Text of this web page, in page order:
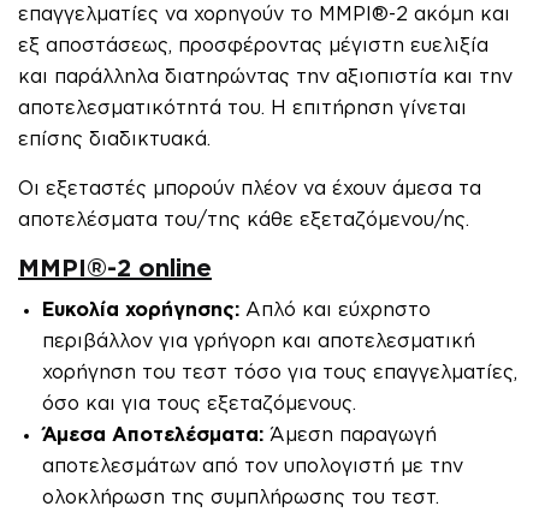
επαγγελματίες να χορηγούν το MMPI®-2 ακόμη και
εξ αποστάσεως, προσφέροντας μέγιστη ευελιξία
και παράλληλα διατηρώντας την αξιοπιστία και την
αποτελεσματικότητά του. Η επιτήρηση γίνεται
επίσης διαδικτυακά.
Οι εξεταστές μπορούν πλέον να έχουν άμεσα τα
αποτελέσματα του/της κάθε εξεταζόμενου/ης.
MMPI®-2 online
Ευκολία χορήγησης: Απλό και εύχρηστο
περιβάλλον για γρήγορη και αποτελεσματική
χορήγηση του τεστ τόσο για τους επαγγελματίες,
όσο και για τους εξεταζόμενους.
Άμεσα Αποτελέσματα: Άμεση παραγωγή
αποτελεσμάτων από τον υπολογιστή με την
ολοκλήρωση της συμπλήρωσης του τεστ.